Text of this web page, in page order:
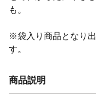
も。
※袋入り商品となり
す。
商品説明